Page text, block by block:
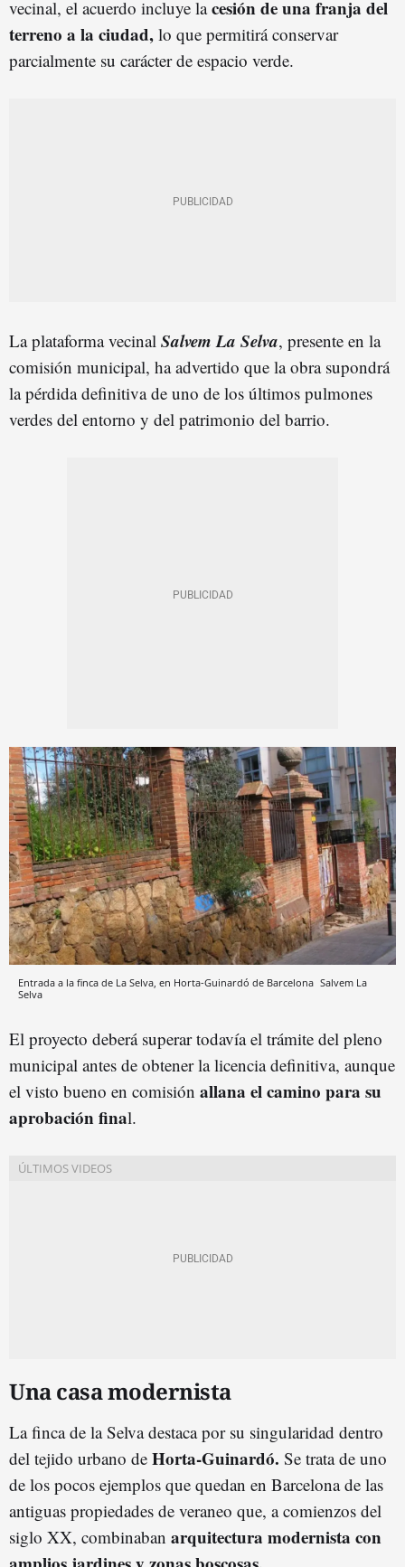
vecinal, el acuerdo incluye lacesión de una franja del
terreno a la ciudad, lo que permitirá conservar
parcialmente su carácter de espacio verde.
La plataforma vecinal Salvem La Selva, presente en la
comisión municipal, ha advertido que la obra supondrá
la pérdida definitiva de uno de los últimos pulmones
verdes del entorno y del patrimonio del barrio.
Entrada a la finca de La Selva, en Horta-Guinardó de Barcelona Salvem La
Selva
El proyecto deberá superar todavía el trámite del pleno
municipal antes de obtener la licencia definitiva, aunque
el visto bueno en comisión allana el camino para su
aprobación final.
Una casa modernista
La finca de la Selva destaca por su singularidad dentro
del tejido urbano de Horta-Guinardó. Se trata de uno
de los pocos ejemplos que quedan en Barcelona de las
antiguas propiedades de veraneo que, a comienzos del
siglo XX, combinaban arquitectura modernista con